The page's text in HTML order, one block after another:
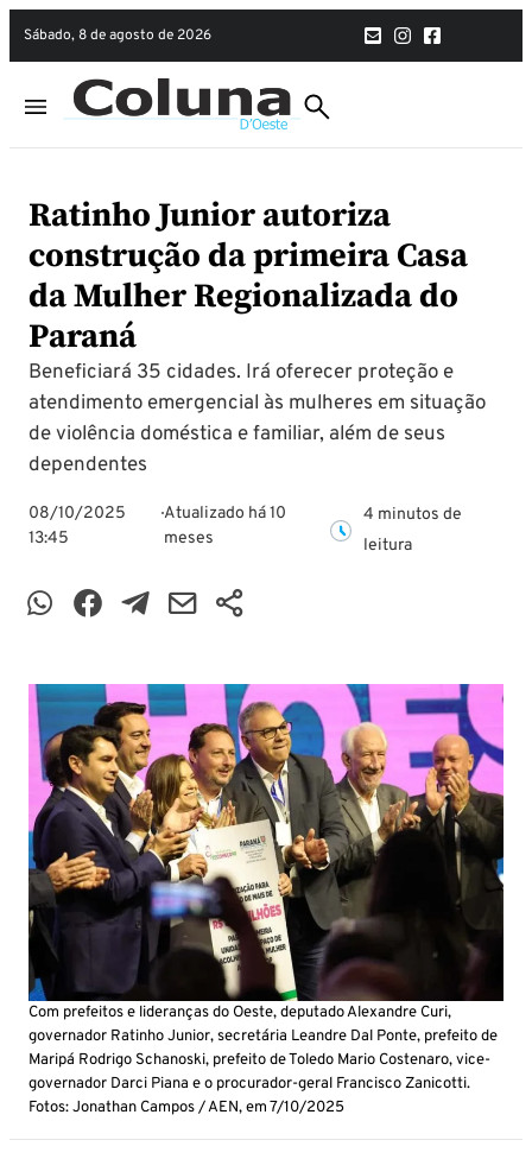
sábado, 8 de agosto de 2026
Ratinho Junior autoriza
construção da primeira Casa
da Mulher Regionalizada do
Paraná
Beneficiará 35 cidades. Irá oferecer proteção e
atendimento emergencial às mulheres em situação
de violência doméstica e familiar, além de seus
dependentes
08/10/2025
13:45
Atualizado há 10
meses
4 minutos de
leitura
Com prefeitos e lideranças do Oeste, deputado Alexandre Curi,
governador Ratinho Junior, secretária Leandre Dal Ponte, prefeito de
Maripá Rodrigo Schanoski, prefeito de Toledo Mario Costenaro, vice-
governador Darci Piana e o procurador-geral Francisco Zanicotti.
Fotos: Jonathan Campos / AEN, em 7/10/2025